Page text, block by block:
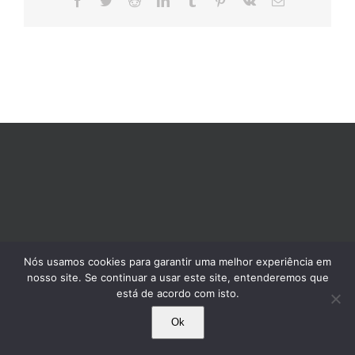
© 1995-2025 Comissão Pró-Índio de São Paulo. Todos os direitos reservados.
Nós usamos cookies para garantir uma melhor experiência em
nosso site. Se continuar a usar este site, entenderemos que
está de acordo com isto.
Ok